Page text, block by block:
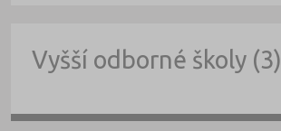
Vyšší odborné školy (3)